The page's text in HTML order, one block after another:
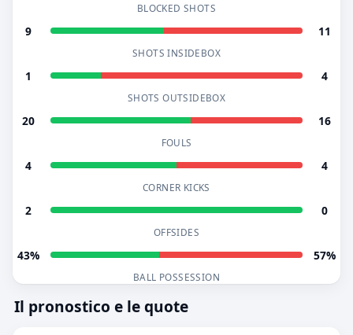
BLOCKED SHOTS
9 11
SHOTS INSIDEBOX
1 4
SHOTS OUTSIDEBOX
20 16
FOULS
4 4
CORNER KICKS
2 0
OFFSIDES
43% 57%
BALL POSSESSION
Il pronostico e le quote